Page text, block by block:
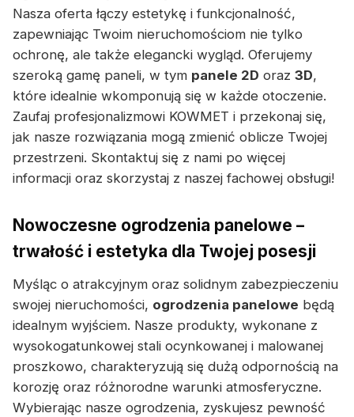
Nasza oferta łączy estetykę i funkcjonalność,
zapewniając Twoim nieruchomościom nie tylko
ochronę, ale także elegancki wygląd. Oferujemy
szeroką gamę paneli, w tym panele 2D oraz 3D,
które idealnie wkomponują się w każde otoczenie.
Zaufaj profesjonalizmowi KOWMET i przekonaj się,
jak nasze rozwiązania mogą zmienić oblicze Twojej
przestrzeni. Skontaktuj się z nami po więcej
informacji oraz skorzystaj z naszej fachowej obsługi!
Nowoczesne ogrodzenia panelowe –
trwałość i estetyka dla Twojej posesji
Myśląc o atrakcyjnym oraz solidnym zabezpieczeniu
swojej nieruchomości, ogrodzenia panelowe będą
idealnym wyjściem. Nasze produkty, wykonane z
wysokogatunkowej stali ocynkowanej i malowanej
proszkowo, charakteryzują się dużą odpornością na
korozję oraz różnorodne warunki atmosferyczne.
Wybierając nasze ogrodzenia, zyskujesz pewność